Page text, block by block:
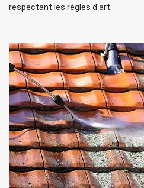
respectant les règles d'art.